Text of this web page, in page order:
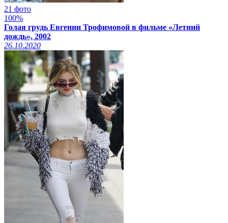
21 фото
100%
Голая грудь Евгении Трофимовой в фильме «Летний
дождь», 2002
26.10.2020